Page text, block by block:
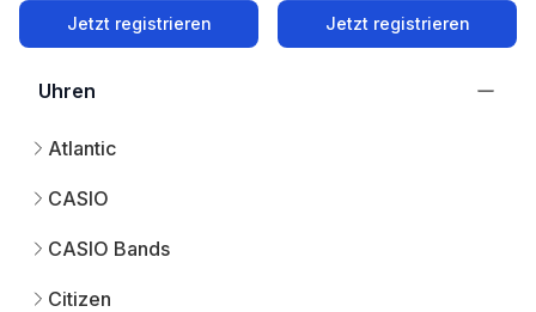
Uhren
Atlantic
CASIO
CASIO Bands
Citizen
Jetzt registrieren Jetzt registrieren